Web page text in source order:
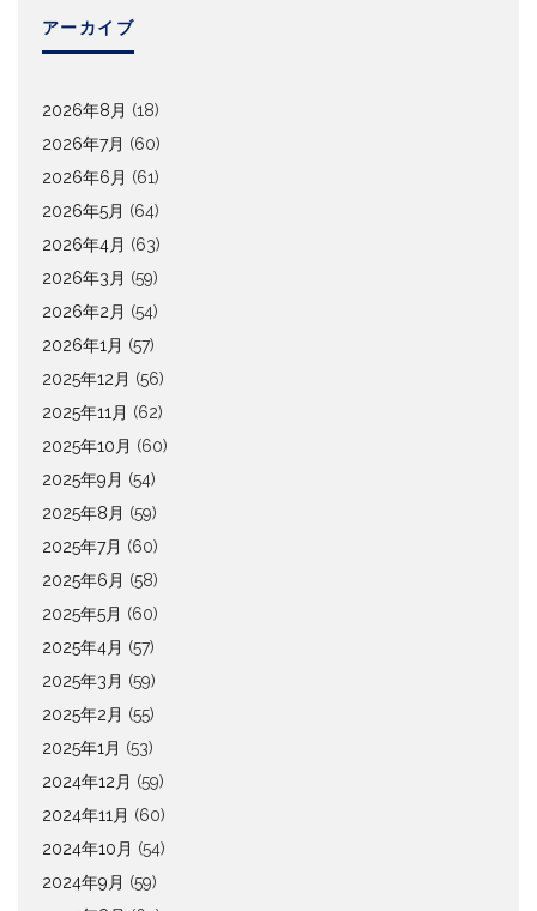
アーカイブ
2026年8月 (18)
2026年7月 (60)
2026年6月 (61)
2026年5月 (64)
2026年4月 (63)
2026年3月 (59)
2026年2月 (54)
2026年1月 (57)
2025年12月 (56)
2025年11月 (62)
2025年10月 (60)
2025年9月 (54)
2025年8月 (59)
2025年7月 (60)
2025年6月 (58)
2025年5月 (60)
2025年4月 (57)
2025年3月 (59)
2025年2月 (55)
2025年1月 (53)
2024年12月 (59)
2024年11月 (60)
2024年10月 (54)
2024年9月 (59)